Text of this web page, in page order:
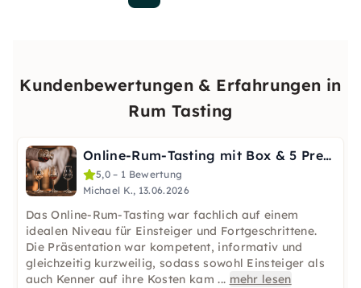
Kundenbewertungen & Erfahrungen in
Rum Tasting
Online-Rum-Tasting mit Box & 5 Premium-Rums in Freiburg
5,0 – 1 Bewertung
Michael K., 13.06.2026
Das Online-Rum-Tasting war fachlich auf einem
idealen Niveau für Einsteiger und Fortgeschrittene.
Die Präsentation war kompetent, informativ und
gleichzeitig kurzweilig, sodass sowohl Einsteiger als
auch Kenner auf ihre Kosten kam ... mehr lesen